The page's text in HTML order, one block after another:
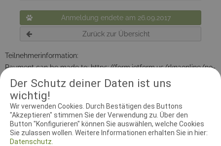
Der Schutz deiner Daten ist uns
wichtig!
Wir verwenden Cookies. Durch Bestätigen des Buttons
"Akzeptieren" stimmen Sie der Verwendung zu. Über den
Button "Konfigurieren" können Sie auswählen, welche Cookies
Sie zulassen wollen. Weitere Informationen erhalten Sie in hier:
Datenschutz.
Anmeldung endete am 26.09.2017
Zurück zur Übersicht
Teilnehmerinformation:
Payment can be made to: https://form.jotform.us/rknaonline/no-
PayPal: goldenhandsrenovations@gmail.com $75 class
registration - includes judge's dinner (pig roast) $100 Standard
Evaluation $75 - Major Trophy Sponsorship $150 - Best of Breed
$150 - Best of Opposite Sex Trophy donations~ $150 - Best of
Breed $150 - Best of Opposite Sex $75 - each major trophy $125
- full page color ad in show catalog $75 - each class trophies
$75 - Class Sponsorship
Mehr anzeigen
RICHTER UND HELFER